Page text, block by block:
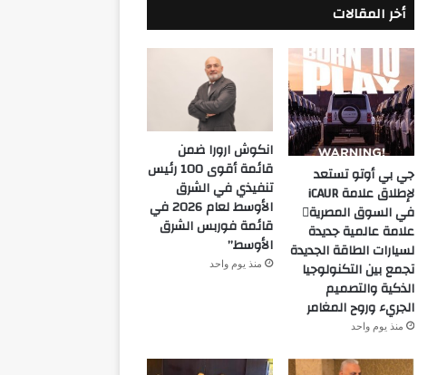
أخر المقالات
جي بي أوتو تستعد
لإطلاق علامة iCAUR
في السوق المصرية
علامة عالمية جديدة
لسيارات الطاقة الجديدة
تجمع بين التكنولوجيا
الذكية والتصميم
الجريء وروح المغامر
منذ يوم واحد
انكوش ارورا ضمن
قائمة أقوى 100 رئيس
تنفيذي في الشرق
الأوسط لعام 2026 في
قائمة فوربس الشرق
الأوسط”
منذ يوم واحد